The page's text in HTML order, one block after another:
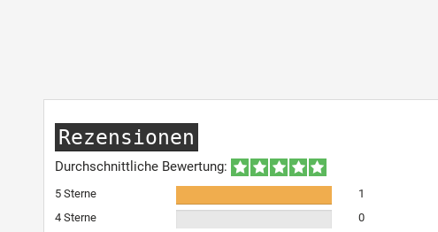
Rezensionen
Durchschnittliche Bewertung:
5 Sterne
1
4 Sterne
0